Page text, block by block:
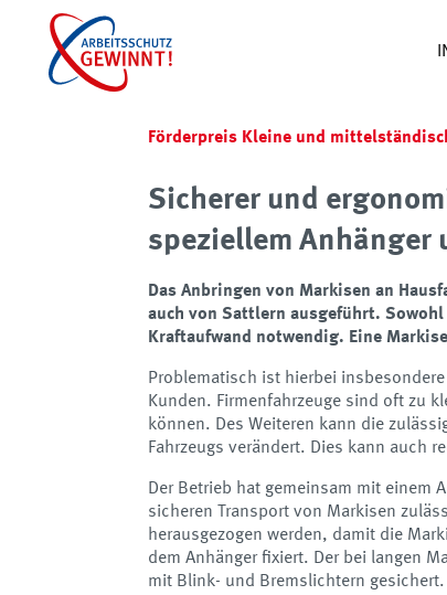
Förderpreis Kleine und
Sicherer und
speziellem Anhänger
Das Anbringen von Markisen an
auch von Sattlern ausgeführt.
Kraftaufwand notwendig. Eine
Problematisch ist hierbei
Kunden. Firmenfahrzeuge sind oft zu
können. Des Weiteren kann die
Fahrzeugs verändert. Dies kann auch
Der Betrieb hat gemeinsam mit einem
sicheren Transport von Markisen
herausgezogen werden, damit die
dem Anhänger fixiert. Der bei langen
mit Blink- und Bremslichtern